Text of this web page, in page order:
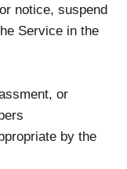
notice, suspend
Service in the
or
by the